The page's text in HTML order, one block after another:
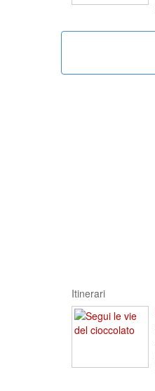
Itinerari